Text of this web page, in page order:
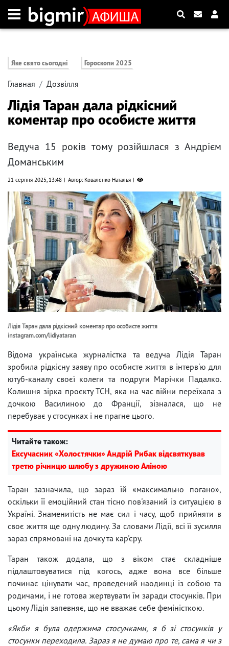
Яке свято сьогодні Гороскопи 2025
Главная Дозвілля
Лідія Таран дала рідкісний
коментар про особисте життя
Ведуча 15 років тому розійшлася з Андрієм
Доманським
21 серпня 2025, 13:48 Автор: Коваленко Наталья
Лідія Таран дала рідкісний коментар про особисте життя
instagram.com/lidiyataran
Відома українська журналістка та ведуча Лідія Таран
зробила рідкісну заяву про особисте життя в інтерв'ю для
ютуб-каналу своєї колеги та подруги Марічки Падалко.
Колишня зірка проєкту ТСН, яка на час війни переїхала з
дочкою Василиною до Франції, зізналася, що не
перебуває у стосунках і не прагне цього.
Читайте також:
Ексучасник «Холостячки» Андрій Рибак відсвяткував
третю річницю шлюбу з дружиною Аліною
Таран зазначила, що зараз їй «максимально погано»,
оскільки її емоційний стан тісно пов'язаний із ситуацією в
Україні. Знаменитість не має сил і часу, щоб прийняти в
своє життя ще одну людину. За словами Лідії, всі її зусилля
зараз спрямовані на дочку та кар'єру.
Таран також додала, що з віком стає складніше
підлаштовуватися під когось, адже вона все більше
починає цінувати час, проведений наодинці із собою та
родичами, і не готова жертвувати їм заради стосунків. При
цьому Лідія запевняє, що не вважає себе феміністкою.
«Якби я була одержима стосунками, я б зі стосунків у
стосунки переходила. Зараз я не думаю про те, сама я чи з